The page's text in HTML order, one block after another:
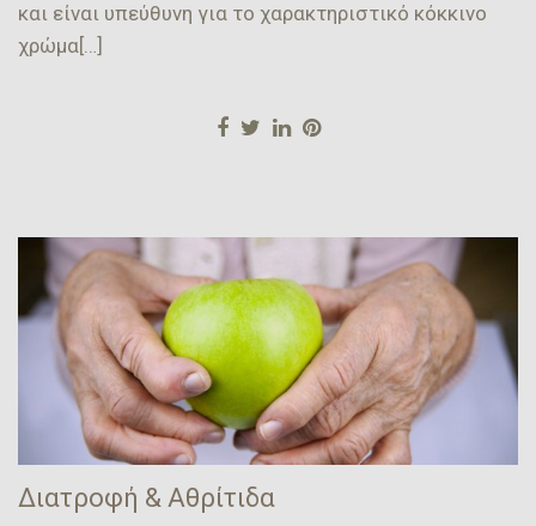
και είναι υπεύθυνη για το χαρακτηριστικό κόκκινο
χρώμα[…]
Διατροφή & Αθρίτιδα